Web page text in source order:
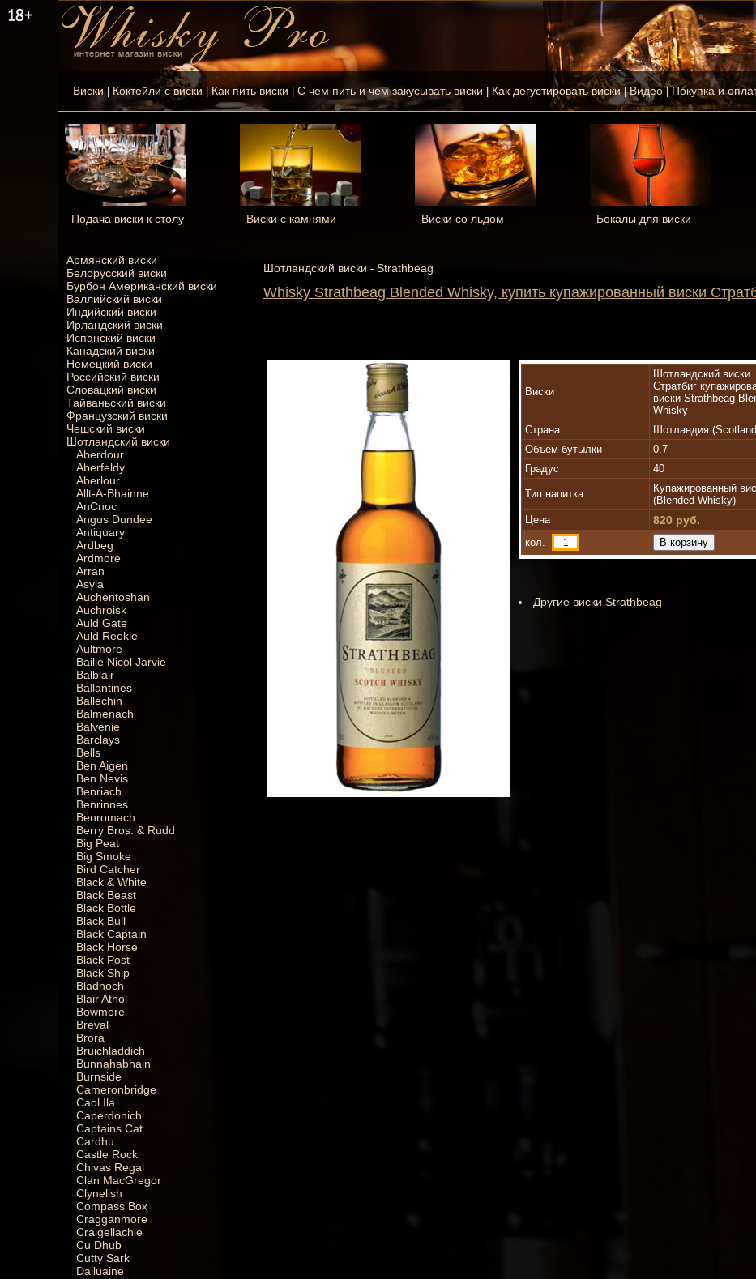
Виски| Коктейли с виски |Как пить виски С чем пить и чем закусывать виски Как дегустировать виски|Видео|Покупка и
Подача виски к столу Виски с камнями Виски со льдом Бокалы для виски
Армянский виски
Белорусский виски
Бурбон Американский виски
Валлийский виски
Индийский виски
Ирландский виски
Испанский виски
Канадский виски
Немецкий виски
Российский виски
Словацкий виски
Тайваньский виски
Французский виски
Чешский виски
Шотландский виски
Aberdour
Aberfeldy
Aberlour
Allt-A-Bhainne
AnCnoc
Angus Dundee
Antiquary
Ardbeg
Ardmore
Arran
Asyla
Auchentoshan
Auchroisk
Auld Gate
Auld Reekie
Aultmore
Bailie Nicol Jarvie
Balblair
Ballantines
Ballechin
Balmenach
Balvenie
Barclays
Bells
Ben Aigen
Ben Nevis
Benriach
Benrinnes
Benromach
Berry Bros. & Rudd
Big Peat
Big Smoke
Bird Catcher
Black & White
Black Beast
Black Bottle
Black Bull
Black Captain
Black Horse
Black Post
Black Ship
Bladnoch
Blair Athol
Bowmore
Breval
Brora
Bruichladdich
Bunnahabhain
Burnside
Cameronbridge
Caol Ila
Caperdonich
Captains Cat
Cardhu
Castle Rock
Chivas Regal
Clan MacGregor
Clynelish
Compass Box
Cragganmore
Craigellachie
Cu Dhub
Cutty Sark
Dailuaine
Шотландский виски - Strathbeag
Whisky Strathbeag Blended Whisky, купить купажированный виски
Виски
Шотландский виски
Стратбиг
виски Strathbeag
Whisky
Страна
Шотландия
Объем бутылки
0.7
Градус
40
Тип напитка
Купажированный
(Blended Whisky)
Цена
820 руб.
кол.
Другие виски Strathbeag